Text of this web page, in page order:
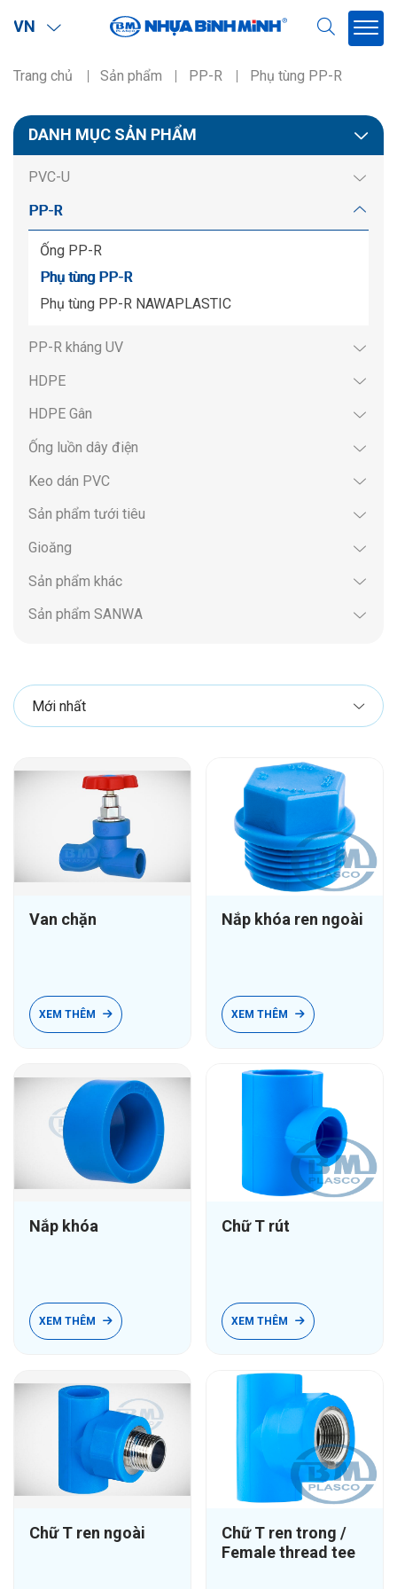
VN
Trang chủ Sản phẩm PP-R Phụ tùng PP-R
DANH MỤC SẢN PHẨM
PVC-U
PP-R
Ống PP-R
Phụ tùng PP-R
Phụ tùng PP-R NAWAPLASTIC
PP-R kháng UV
HDPE
HDPE Gân
Ống luồn dây điện
Keo dán PVC
Sản phẩm tưới tiêu
Gioăng
Sản phẩm khác
Sản phẩm SANWA
Miền Bắc
Miền Nam
Miền BắcMiền Nam
Van chặn
XEM THÊM
Nắp khóa ren ngoài
XEM THÊM
Nắp khóa
XEM THÊM
Chữ T rút
XEM THÊM
Chữ T ren ngoài
Chữ T ren trong /
Female thread tee